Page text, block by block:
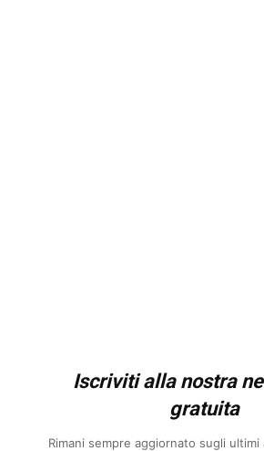
Iscriviti alla nostra
gratuita
Rimani sempre aggiornato sugli